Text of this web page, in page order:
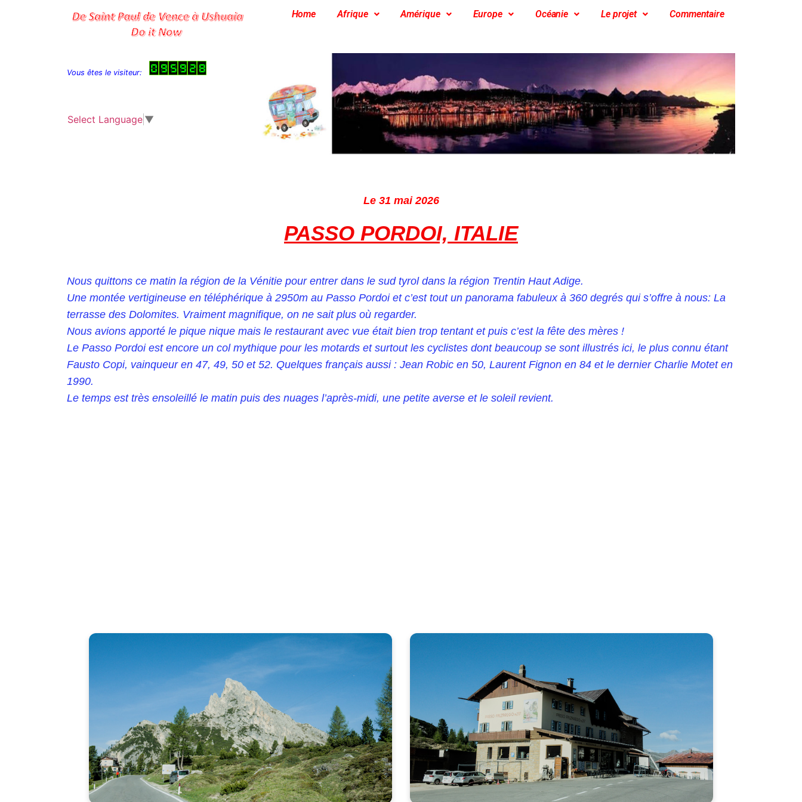
Home Afrique Amérique Europe Océanie Le projet Commentaire
Vous êtes le visiteur:
Select Language ▼
Le 31 mai 2026
PASSO PORDOI, ITALIE
Nous quittons ce matin la région de la Vénitie pour entrer dans le sud tyrol dans la région Trentin Haut Adige.
Une montée vertigineuse en téléphérique à 2950m au Passo Pordoi et c’est tout un panorama fabuleux à 360 degrés qui s’offre à nous: La
terrasse des Dolomites. Vraiment magnifique, on ne sait plus où regarder.
Nous avions apporté le pique nique mais le restaurant avec vue était bien trop tentant et puis c’est la fête des mères !
Le Passo Pordoi est encore un col mythique pour les motards et surtout les cyclistes dont beaucoup se sont illustrés ici, le plus connu étant
Fausto Copi, vainqueur en 47, 49, 50 et 52. Quelques français aussi : Jean Robic en 50, Laurent Fignon en 84 et le dernier Charlie Motet en
1990.
Le temps est très ensoleillé le matin puis des nuages l’après-midi, une petite averse et le soleil revient.